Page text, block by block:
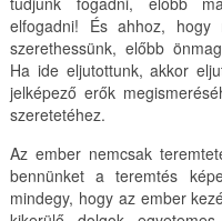
elfogadni! És ahhoz, hogy
szerethessünk, előbb
Ha ide eljutottunk, akkor
jelképező erők
szeretetéhez.
Az ember nemcsak
bennünket a teremtés
mindegy, hogy az ember